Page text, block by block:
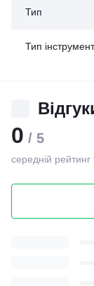
Тип
Тип
0 / 5
середній рейтинг